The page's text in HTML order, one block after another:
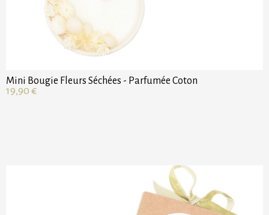
Mini Bougie Fleurs Séchées - Parfumée Coton
19,90 €